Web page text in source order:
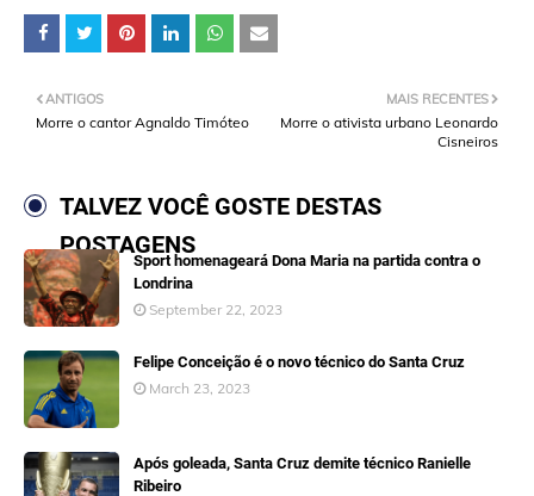
MAIS RECENTES
Morre o ativista urbano Leonardo
Cisneiros
ANTIGOS
Morre o cantor Agnaldo Timóteo
TALVEZ VOCÊ GOSTE DESTAS
POSTAGENS
Sport homenageará Dona Maria na partida contra o
Londrina
September 22, 2023
Felipe Conceição é o novo técnico do Santa Cruz
March 23, 2023
Após goleada, Santa Cruz demite técnico Ranielle
Ribeiro